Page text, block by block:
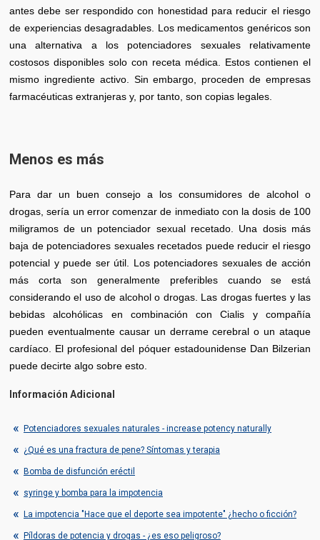
antes debe ser respondido con honestidad para reducir el riesgo
de experiencias desagradables. Los medicamentos genéricos son
una alternativa a los potenciadores sexuales relativamente
costosos disponibles solo con receta médica. Estos contienen el
mismo ingrediente activo. Sin embargo, proceden de empresas
farmacéuticas extranjeras y, por tanto, son copias legales.
Menos es más
Para dar un buen consejo a los consumidores de alcohol o
drogas, sería un error comenzar de inmediato con la dosis de 100
miligramos de un potenciador sexual recetado. Una dosis más
baja de potenciadores sexuales recetados puede reducir el riesgo
potencial y puede ser útil. Los potenciadores sexuales de acción
más corta son generalmente preferibles cuando se está
considerando el uso de alcohol o drogas. Las drogas fuertes y las
bebidas alcohólicas en combinación con Cialis y compañía
pueden eventualmente causar un derrame cerebral o un ataque
cardíaco. El profesional del póquer estadounidense Dan Bilzerian
puede decirte algo sobre esto.
Información Adicional
Potenciadores sexuales naturales - increase potency naturally
¿Qué es una fractura de pene? Síntomas y terapia
Bomba de disfunción eréctil
syringe y bomba para la impotencia
La impotencia "Hace que el deporte sea impotente" ¿hecho o ficción?
Píldoras de potencia y drogas - ¿es eso peligroso?